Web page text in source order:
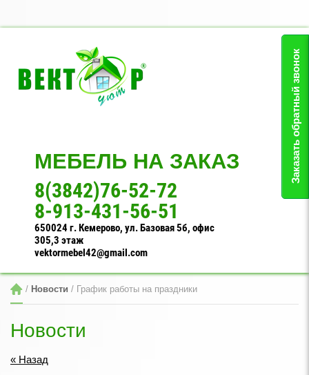
Заказать обратный звонок
МЕБЕЛЬ НА ЗАКАЗ
8(3842)76-52-72
8-913-431-56-51
650024 г. Кемерово, ул. Базовая 5б, офис
305,3 этаж
vektormebel42@gmail.com
/ Новости / График работы на праздники
Новости
« Назад